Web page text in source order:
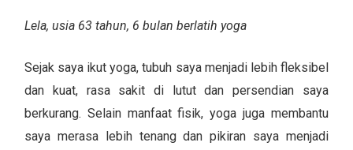
Lela, usia 63 tahun, 6 bulan berlatih yoga
Sejak saya ikut yoga, tubuh saya menjadi lebih fleksibel
dan kuat, rasa sakit di lutut dan persendian saya
berkurang. Selain manfaat fisik, yoga juga membantu
saya merasa lebih tenang dan pikiran saya menjadi